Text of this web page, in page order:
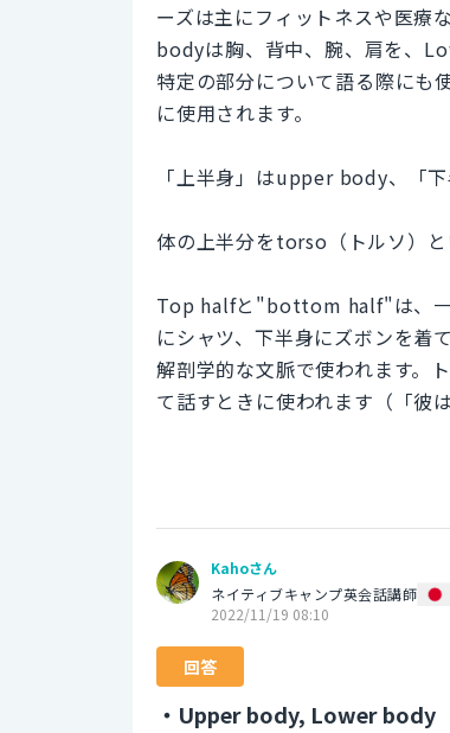
ーズは主にフィットネスや医療
bodyは胸、背中、腕、肩を、
特定の部分について語る際にも
に使用されます。
「上半身」はupper body、「
体の上半分をtorso（トルソ）と
Top halfと"bottom half"は、一
にシャツ、下半身にズボンを
解剖学的な文脈で使われます。
て話すときに使われます（「彼
Kahoさん
ネイティブキャンプ英会話講師
2022/11/19 08:10
回答
・Upper body, Lower body